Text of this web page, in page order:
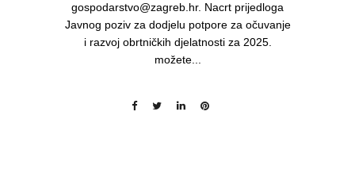
gospodarstvo@zagreb.hr. Nacrt prijedloga
Javnog poziv za dodjelu potpore za očuvanje
i razvoj obrtničkih djelatnosti za 2025.
možete...